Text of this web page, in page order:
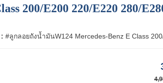
200/E200 220/E220 280/
#ลูกลอยถังน้ำมันW124 Mercedes-Benz E Class